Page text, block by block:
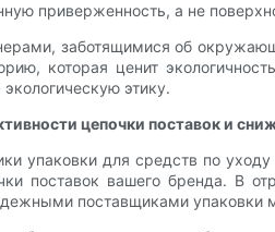
приверженность, а не
заботящимися об
которая ценит
этику.
цепочки поставок и
упаковки для средств по
поставок вашего бренда. В
поставщиками упаковки